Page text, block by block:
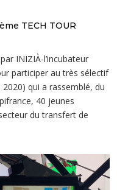
TECH TOUR
INIZIÀ-l’incubateur
participer au très sélectif
2020) qui a rassemblé, du
40 jeunes
du transfert de